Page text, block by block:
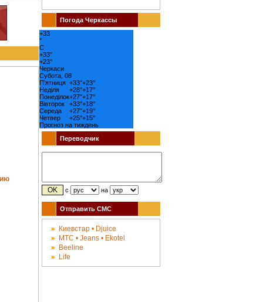
Погода Черкассы
+33
°
C
+33°
+23°
Черкаси
Субота, 08
П’ятниця +33°+23°
Неділя
+28°+17°
Понеділок+27°+17°
Вівторок
+33°+18°
Середа
+27°+19°
Четвер
+25°+15°
Прогноз на тиждень
Переводчик
с на
Отправить СМС
Киевстар • Djuice
МТС • Jeans • Ekotel
Beeline
Life